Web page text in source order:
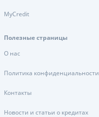
MyCredit
Полезные страницы
О нас
Политика конфиденциальности
Контакты
Новости и статьи о кредитах